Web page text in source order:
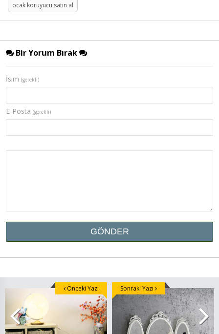
ocak koruyucu satın al
Bir Yorum Bırak
İsim (gerekli)
E-Posta (gerekli)
Önceki Yazı Sonraki Yazı